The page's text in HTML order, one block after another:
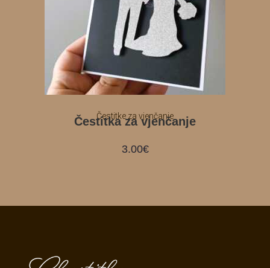
Čestitke za vjenčanje
Čestitka za vjenčanje
3.00€